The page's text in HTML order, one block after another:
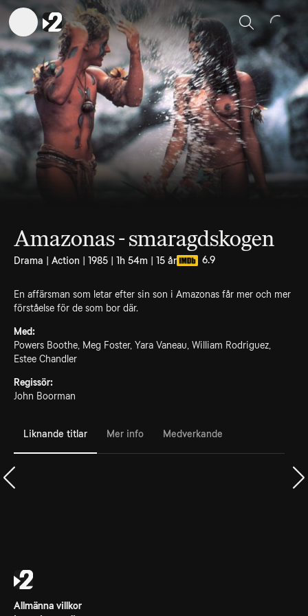
Sök
Amazonas - smaragdskogen
Drama | Action | 1985 | 1h 54m | 15 år 6.9
En affärsman som letar efter sin son i Amazonas får mer och mer
förståelse för de som bor där.
Med:
Powers Boothe, Meg Foster, Yara Vaneau, William Rodriguez,
Estee Chandler
Regissör:
John Boorman
Liknande titlar Mer info Medverkande
Allmänna villkor